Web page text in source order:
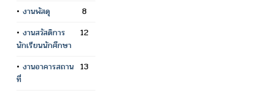
• งานพัสดุ
8
• งานสวัสดิการ
นักเรียนนักศึกษา
12
• งานอาคารสถาน
ที่
13